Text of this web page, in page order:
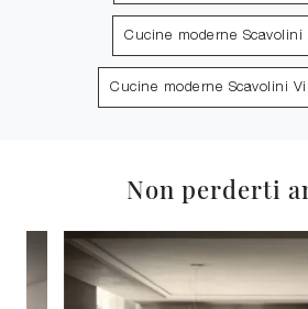
Cucine moderne Scavolini
Cucine moderne Scavolini
Non perderti